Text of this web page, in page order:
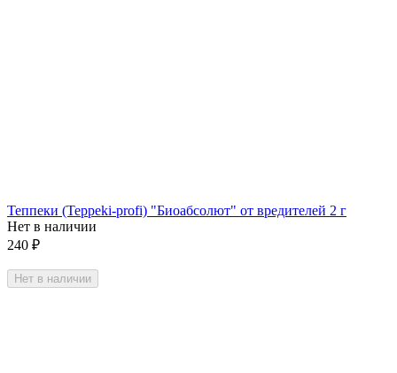
Теппеки (Teppeki-profi) "Биоабсолют" от вредителей 2 г
Нет в наличии
240 ₽
Нет в наличии